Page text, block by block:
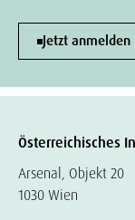
Jetzt anmelden
Österreichisches
Arsenal, Objekt 20
1030 Wien